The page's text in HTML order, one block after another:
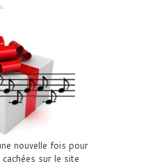
nouvelle fois pour
cachées sur le site